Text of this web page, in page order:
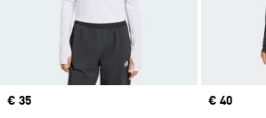
Prix
€ 35
Prix
€ 40